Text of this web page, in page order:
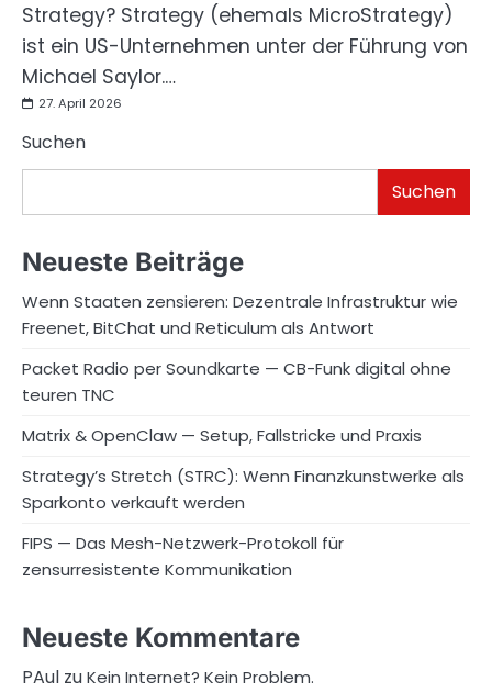
Strategy? Strategy (ehemals MicroStrategy)
ist ein US-Unternehmen unter der Führung von
Michael Saylor.…
27. April 2026
Suchen
Suchen
Neueste Beiträge
Wenn Staaten zensieren: Dezentrale Infrastruktur wie
Freenet, BitChat und Reticulum als Antwort
Packet Radio per Soundkarte — CB-Funk digital ohne
teuren TNC
Matrix & OpenClaw — Setup, Fallstricke und Praxis
Strategy’s Stretch (STRC): Wenn Finanzkunstwerke als
Sparkonto verkauft werden
FIPS — Das Mesh-Netzwerk-Protokoll für
zensurresistente Kommunikation
Neueste Kommentare
PAul zuKein Internet? Kein Problem.